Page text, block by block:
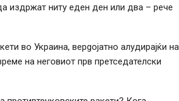
издржат ниту еден ден или два – рече
во Украина, верgојатно алудирајќи на
на неговиот прв претседателски